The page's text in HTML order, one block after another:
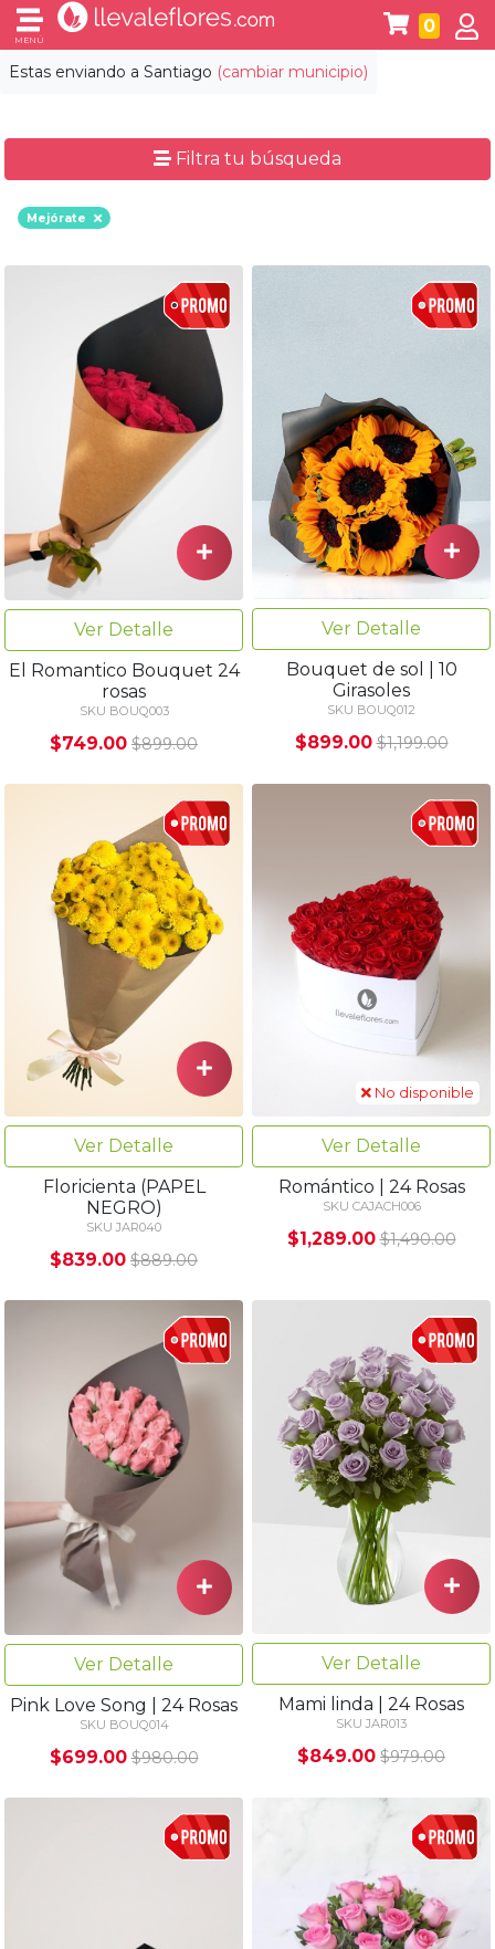
Estas enviando a Santiago (cambiar municipio)
MENÚ
0
Filtra tu búsqueda
Mejórate
Ver Detalle
El Romantico Bouquet 24
rosas
SKU BOUQ003
$749.00 $899.00
Ver Detalle
Bouquet de sol | 10
Girasoles
SKU BOUQ012
$899.00 $1,199.00
Ver Detalle
Floricienta (PAPEL
NEGRO)
SKU JAR040
$839.00 $889.00
No disponible
Ver Detalle
Romántico | 24 Rosas
SKU CAJACH006
$1,289.00 $1,490.00
Ver Detalle
Pink Love Song | 24 Rosas
SKU BOUQ014
$699.00 $980.00
Ver Detalle
Mami linda | 24 Rosas
SKU JAR013
$849.00 $979.00